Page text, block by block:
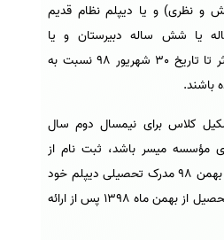
و نظری) و یا دیپلم نظام قدیم
یا شش ساله دبیرستان و یا
هنرستان) بوده و یا حداکثر تا تاریخ 30 شهریور 98 نسبت به
باشند.
کلاس برای نیمسال دوم سال
1398 از سوی مؤسسه میسر باشد، ثبت نام از
داوطلبانی که تا تاریخ 30 بهمن 98 مدرک تحصیلی دیپلم خود
را اخذ می کنند، با شروع تحصیل از بهمن ماه 1398 پس از ارائه